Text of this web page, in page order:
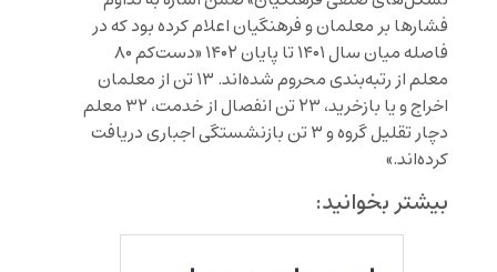
فشارها بر معلمان و فرهنگیان اعلام کرده بود که در
فاصله‌ میان سال ۱۴۰۱ تا پایان ۱۴۰۲ «دست‌کم ۸۰
معلم از رتبه‌بندی محروم شده‌اند. ۱۳ تن از معلمان
اخراج و یا بازخرید، ۲۳ تن انفصال از خدمت، ۳۲ معلم
دچار تقلیل گروه و ۳ تن بازنشستگی اجباری دریافت
کرده‌اند.»
بیشتر بخوانید: